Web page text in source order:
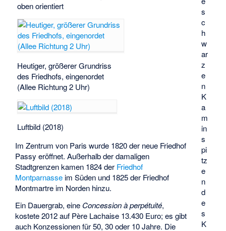
s
c
h
w
ar
z
e
n
K
a
m
in
s
pi
tz
e
n
d
e
s
K
oben orientiert
Heutiger, größerer Grundriss
des Friedhofs, eingenordet
(Allee Richtung 2 Uhr)
Luftbild (2018)
Im Zentrum von Paris wurde 1820 der neue Friedhof
Passy eröffnet. Außerhalb der damaligen
Stadtgrenzen kamen 1824 der Friedhof
Montparnasse im Süden und 1825 der Friedhof
Montmartre im Norden hinzu.
Ein Dauergrab, eine Concession à perpétuité,
kostete 2012 auf Père Lachaise 13.430 Euro; es gibt
auch Konzessionen für 50, 30 oder 10 Jahre. Die